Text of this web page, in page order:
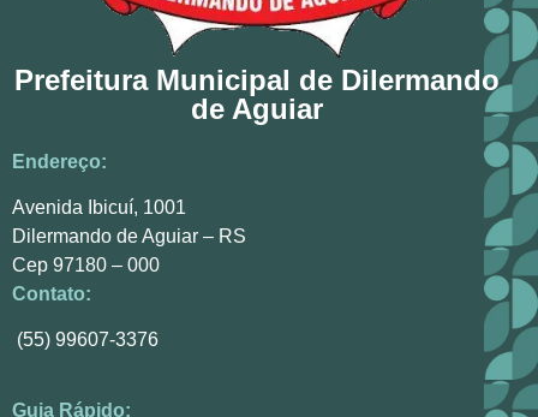
Prefeitura Municipal de Dilermando
de Aguiar
Endereço:
Avenida Ibicuí, 1001
Dilermando de Aguiar – RS
Cep 97180 – 000
Contato:
(55) 99607-3376
Guia Rápido: